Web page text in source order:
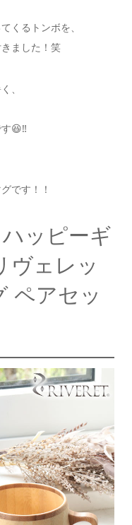
くるトンボを、
ました！笑
、
😆‼️
です！！
ッピーギ
ヴェレッ
ペアセッ